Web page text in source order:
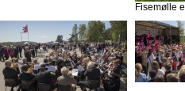
Fisemølle